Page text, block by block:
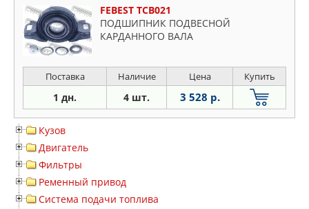
FEBEST TCB021
ПОДШИПНИК ПОДВЕСНОЙ
КАРДАННОГО ВАЛА
Поставка Наличие Цена Купить
1 дн. 4 шт. 3 528 р.
Кузов
Двигатель
Фильтры
Ременный привод
Система подачи топлива